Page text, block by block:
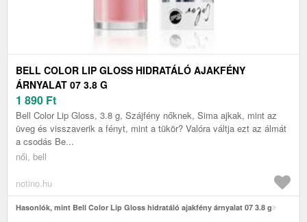
BELL COLOR LIP GLOSS HIDRATÁLÓ AJAKFÉNY
ÁRNYALAT 07 3.8 G
1 890 Ft
Bell Color Lip Gloss, 3.8 g, Szájfény nőknek, Sima ajkak, mint az
üveg és visszaverik a fényt, mint a tükör? Valóra váltja ezt az álmát
a csodás Be...
női, bell
notino.hu
Hasonlók, mint Bell Color Lip Gloss hidratáló ajakfény árnyalat 07 3.8 g